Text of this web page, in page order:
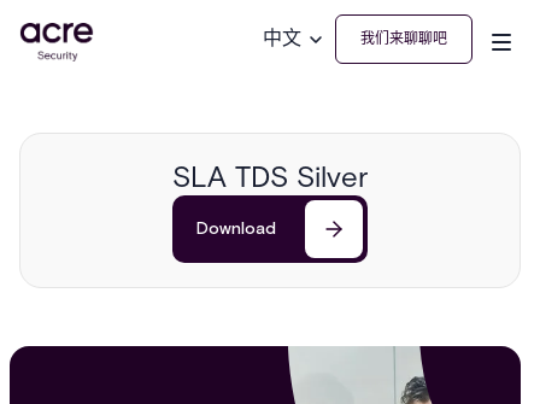
中文 我们来聊聊吧
SLA TDS Silver
Download